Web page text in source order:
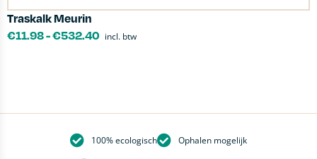
Traskalk Meurin
€11.98-€532.40 incl. btw
100% ecologisch Ophalen mogelijk